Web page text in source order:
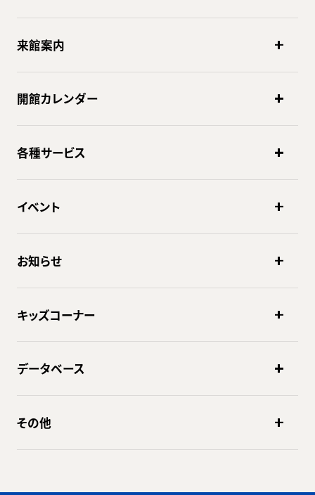
来館案内
開館カレンダー
各種サービス
イベント
お知らせ
キッズコーナー
データベース
その他